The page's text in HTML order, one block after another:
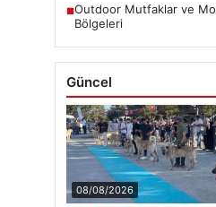
■Outdoor Mutfaklar ve
Bölgeleri
Güncel
08/08/2026